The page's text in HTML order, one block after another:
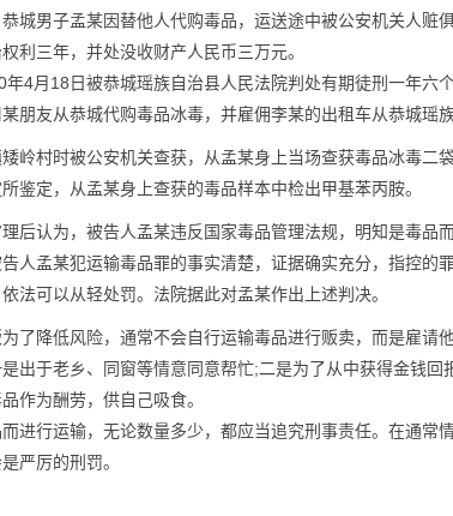
城男子孟某因替他人代购毒品，运送途中被公安机关人赃
利三年，并处没收财产人民币三万元。
4月18日被恭城瑶族自治县人民法院判处有期徒刑一年六
朋友从恭城代购毒品冰毒，并雇佣李某的出租车从恭城瑶
岭村时被公安机关查获，从孟某身上当场查获毒品冰毒二
鉴定，从孟某身上查获的毒品样本中检出甲基苯丙胺。
后认为，被告人孟某违反国家毒品管理法规，明知是毒品
人孟某犯运输毒品罪的事实清楚，证据确实充分，指控的
法可以从轻处罚。法院据此对孟某作出上述判决。
了降低风险，通常不会自行运输毒品进行贩卖，而是雇请他
出于老乡、同窗等情意同意帮忙;二是为了从中获得金钱回
作为酬劳，供自己吸食。
进行运输，无论数量多少，都应当追究刑事责任。在通常
严厉的刑罚。